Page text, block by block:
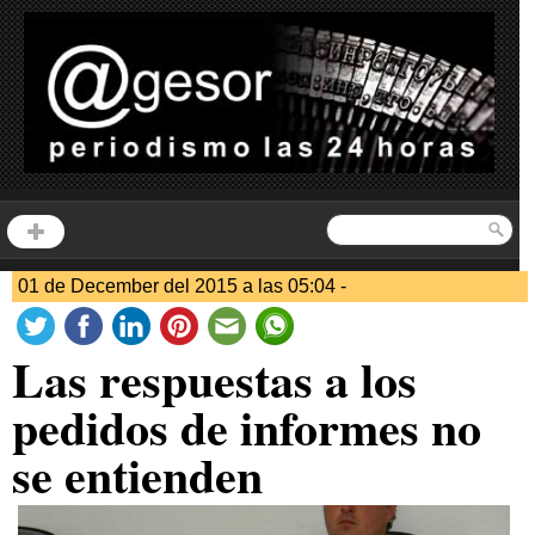
01 de December del 2015 a las 05:04 -
Las respuestas a los
pedidos de informes no
se entienden